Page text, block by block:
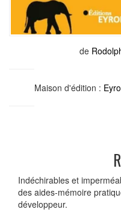
de
Maison d'édition :
Indéchirables et
des aides-mémoire
développeur.